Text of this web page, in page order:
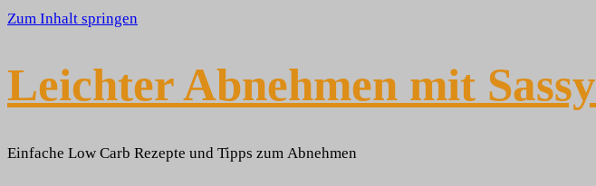
Zum Inhalt springen
Leichter Abnehmen mit Sassy
Einfache Low Carb Rezepte und Tipps zum Abnehmen